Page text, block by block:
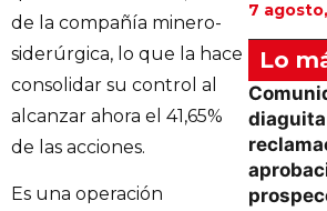
de la compañía minero-
siderúrgica, lo que la hace
consolidar su control al
alcanzar ahora el 41,65%
de las acciones.
Es una operación
7
Lo